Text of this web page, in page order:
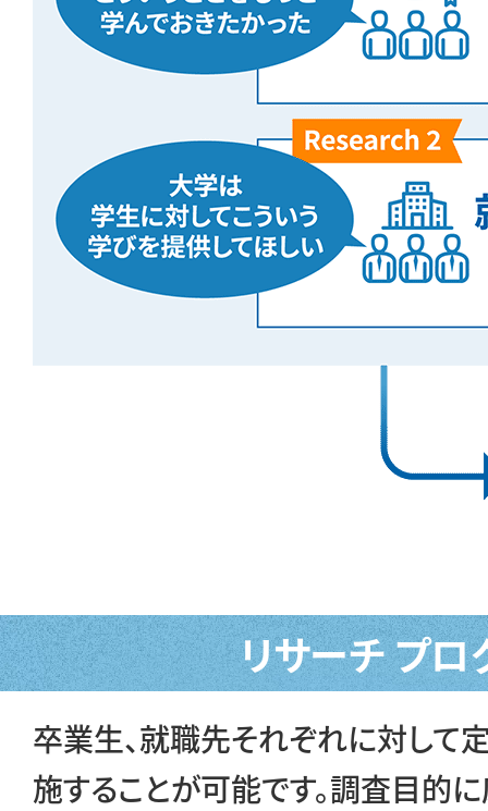
リサーチ プロ
卒業生、就職先それぞれに対して
施することが可能です。調査目的